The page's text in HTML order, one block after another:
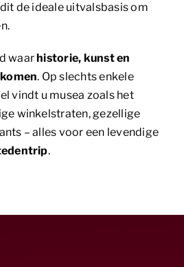
de ideale uitvalsbasis om
waarhistorie, kunst en
. Op slechts enkele
vindt u musea zoals het
winkelstraten, gezellige
– alles voor een levendige
.